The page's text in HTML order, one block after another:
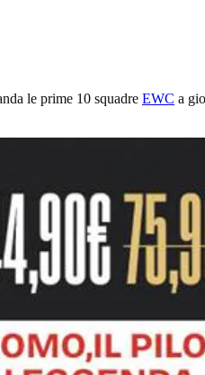
le prime 10 squadre EWC a